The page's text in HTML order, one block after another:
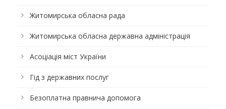
Житомирська обласна рада
Житомирська обласна державна адміністрація
Асоціація міст України
Гід з державних послуг
Безоплатна правнича допомога